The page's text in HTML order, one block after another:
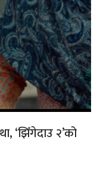
‘झिँगेदाउ २’को